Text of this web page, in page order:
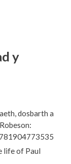
y
dosbarth a
life of Paul